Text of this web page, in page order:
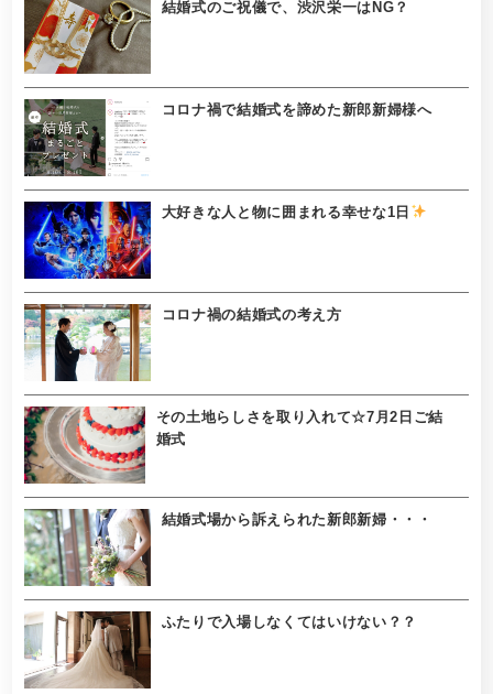
結婚式のご祝儀で、渋沢栄一はNG？
コロナ禍で結婚式を諦めた新郎新婦様へ
大好きな人と物に囲まれる幸せな1日
コロナ禍の結婚式の考え方
その土地らしさを取り入れて☆7月2日ご結
婚式
結婚式場から訴えられた新郎新婦・・・
ふたりで入場しなくてはいけない？？